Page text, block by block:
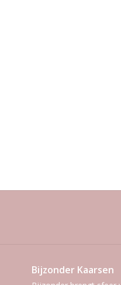
Bijzonder Kaarsen